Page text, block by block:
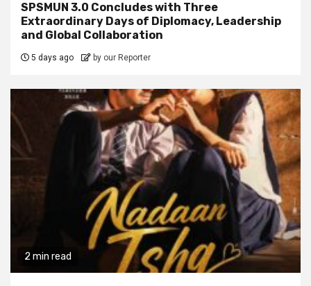
SPSMUN 3.0 Concludes with Three
Extraordinary Days of Diplomacy, Leadership
and Global Collaboration
5 days ago by our Reporter
2 min read